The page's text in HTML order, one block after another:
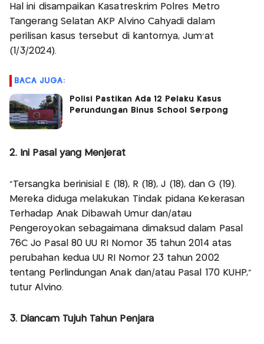
Hal ini disampaikan Kasatreskrim Polres Metro
Tangerang Selatan AKP Alvino Cahyadi dalam
perilisan kasus tersebut di kantornya, Jum'at
(1/3/2024).
BACA JUGA:
Polisi Pastikan Ada 12 Pelaku Kasus
Perundungan Binus School Serpong
2. Ini Pasal yang Menjerat
"Tersangka berinisial E (18), R (18), J (18), dan G (19).
Mereka diduga melakukan Tindak pidana Kekerasan
Terhadap Anak Dibawah Umur dan/atau
Pengeroyokan sebagaimana dimaksud dalam Pasal
76C Jo Pasal 80 UU RI Nomor 35 tahun 2014 atas
perubahan kedua UU RI Nomor 23 tahun 2002
tentang Perlindungan Anak dan/atau Pasal 170 KUHP,"
tutur Alvino.
3. Diancam Tujuh Tahun Penjara